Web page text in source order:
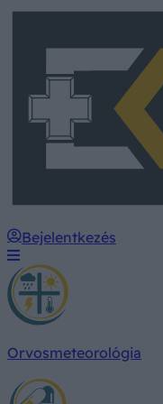
Bejelentkezés
Orvosmeteorológia